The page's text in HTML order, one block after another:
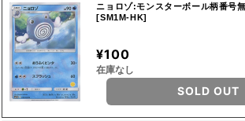
ニョロゾ:モンスターボール柄番号
[SM1M-HK]
¥100
在庫なし
SOLD OUT